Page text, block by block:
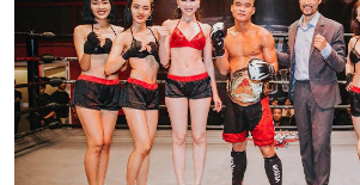
488
Điều kiện khác:
e-Voucher/e-Coupon không
thành tiền mặt
Không trả lại tiền thừa
Không áp dụng đồng thời